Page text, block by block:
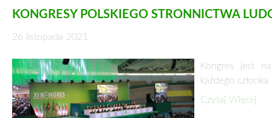
KONGRESY POLSKIEGO STRONNICTWA
26 listopada 2021
Kongres jest
każdego
Czytaj Więcej